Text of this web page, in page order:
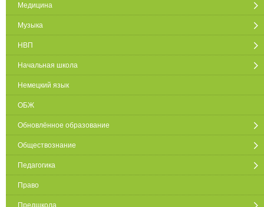
Медицина
Музыка
НВП
Начальная школа
Немецкий язык
ОБЖ
Обновлённое образование
Обществознание
Педагогика
Право
Предшкола